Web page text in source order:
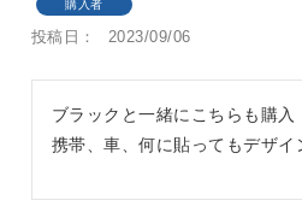
購入者
投稿日 2023/09/06
ブラックと一緒にこちらも購入
携帯、車、何に貼ってもデザイ